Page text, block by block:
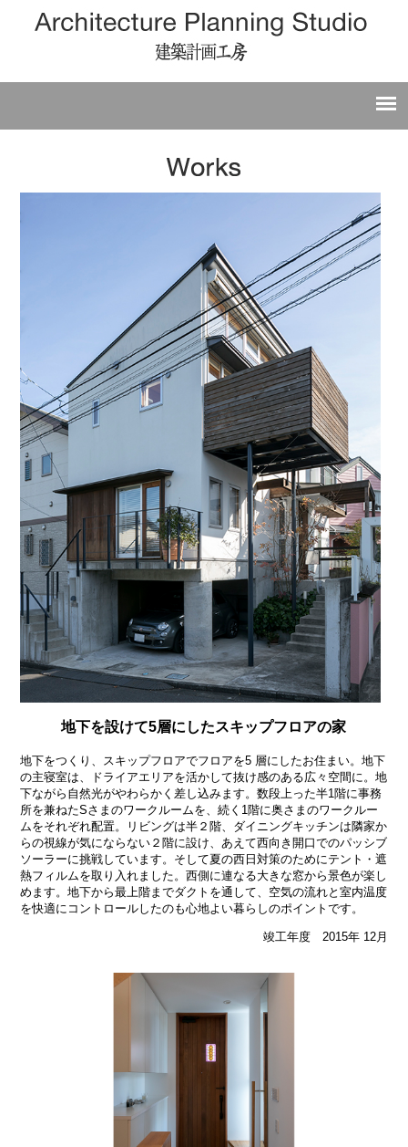
地下を設けて5層にしたスキップフロアの家
地下をつくり、スキップフロアでフロアを5 層にしたお住まい。地下
の主寝室は、ドライアエリアを活かして抜け感のある広々空間に。地
下ながら自然光がやわらかく差し込みます。数段上った半1階に事務
所を兼ねたSさまのワークルームを、続く1階に奥さまのワークルー
ムをそれぞれ配置。リビングは半２階、ダイニングキッチンは隣家か
らの視線が気にならない２階に設け、あえて西向き開口でのパッシブ
ソーラーに挑戦しています。そして夏の西日対策のためにテント・遮
熱フィルムを取り入れました。西側に連なる大きな窓から景色が楽し
めます。地下から最上階までダクトを通して、空気の流れと室内温度
を快適にコントロールしたのも心地よい暮らしのポイントです。
竣工年度 2015年 12月